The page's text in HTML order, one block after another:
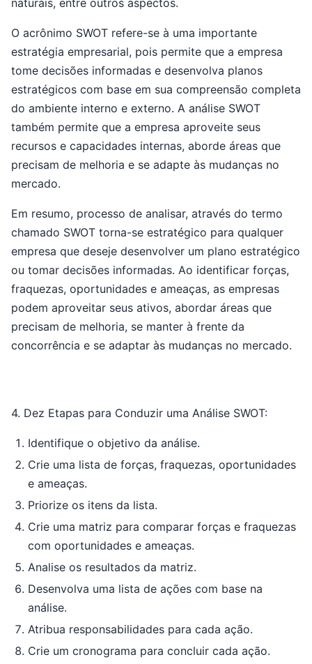
naturais, entre outros aspectos.
O acrônimo SWOT refere-se à uma importante
estratégia empresarial, pois permite que a empresa
tome decisões informadas e desenvolva planos
estratégicos com base em sua compreensão completa
do ambiente interno e externo. A análise SWOT
também permite que a empresa aproveite seus
recursos e capacidades internas, aborde áreas que
precisam de melhoria e se adapte às mudanças no
mercado.
Em resumo, processo de analisar, através do termo
chamado SWOT torna-se estratégico para qualquer
empresa que deseje desenvolver um plano estratégico
ou tomar decisões informadas. Ao identificar forças,
fraquezas, oportunidades e ameaças, as empresas
podem aproveitar seus ativos, abordar áreas que
precisam de melhoria, se manter à frente da
concorrência e se adaptar às mudanças no mercado.
4. Dez Etapas para Conduzir uma Análise SWOT:
Identifique o objetivo da análise.
Crie uma lista de forças, fraquezas, oportunidades
e ameaças.
Priorize os itens da lista.
Crie uma matriz para comparar forças e fraquezas
com oportunidades e ameaças.
Analise os resultados da matriz.
Desenvolva uma lista de ações com base na
análise.
Atribua responsabilidades para cada ação.
Crie um cronograma para concluir cada ação.